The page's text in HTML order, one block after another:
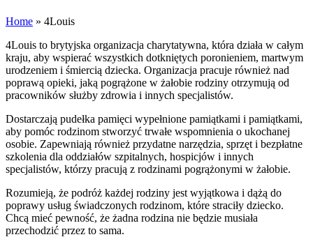
Home » 4Louis
4Louis to brytyjska organizacja charytatywna, która działa w całym
kraju, aby wspierać wszystkich dotkniętych poronieniem, martwym
urodzeniem i śmiercią dziecka. Organizacja pracuje również nad
poprawą opieki, jaką pogrążone w żałobie rodziny otrzymują od
pracowników służby zdrowia i innych specjalistów.
Dostarczają pudełka pamięci wypełnione pamiątkami i pamiątkami,
aby pomóc rodzinom stworzyć trwałe wspomnienia o ukochanej
osobie. Zapewniają również przydatne narzędzia, sprzęt i bezpłatne
szkolenia dla oddziałów szpitalnych, hospicjów i innych
specjalistów, którzy pracują z rodzinami pogrążonymi w żałobie.
Rozumieją, że podróż każdej rodziny jest wyjątkowa i dążą do
poprawy usług świadczonych rodzinom, które straciły dziecko.
Chcą mieć pewność, że żadna rodzina nie będzie musiała
przechodzić przez to sama.